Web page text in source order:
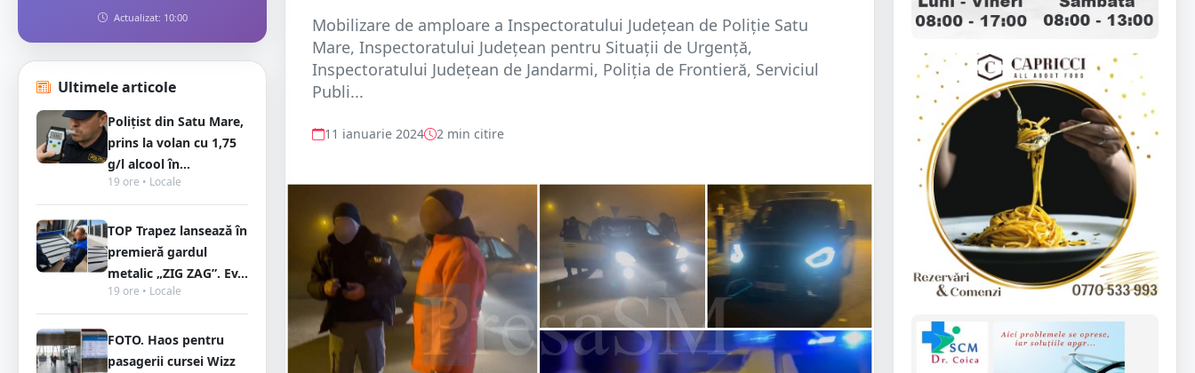
Actualizat: 10:00
Ultimele articole
Polițist din Satu Mare,
prins la volan cu 1,75
g/l alcool în...
19 ore • Locale
TOP Trapez lansează în
premieră gardul
metalic „ZIG ZAG”. Ev...
19 ore • Locale
FOTO. Haos pentru
pasagerii cursei Wizz
Mobilizare de amploare a Inspectoratului Județean de Poliție Satu
Mare, Inspectoratului Județean pentru Situații de Urgență,
Inspectoratului Județean de Jandarmi, Poliția de Frontieră, Serviciul
Publi...
11 ianuarie 2024 2 min citire